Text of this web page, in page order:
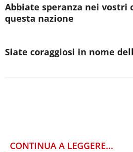
Abbiate speranza nei vostri
questa nazione
Siate coraggiosi in nome
CONTINUA A LEGGERE...